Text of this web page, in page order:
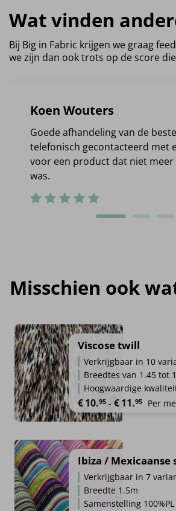
Wat vinden
Bij Big in Fabric krijgen we graag
we zijn dan ook trots op de score
Koen Wouters
Goede afhandeling van de
telefonisch gecontacteerd met
voor een product dat niet meer
was.
Misschien ook
Viscose twill
Verkrijgbaar in 10
Breedtes van 1.45 tot
Hoogwaardige
€10.95 - €11.95 Per
Ibiza / Mexicaanse
Verkrijgbaar in 7
Breedte 1.5m
Samenstelling 100%PL